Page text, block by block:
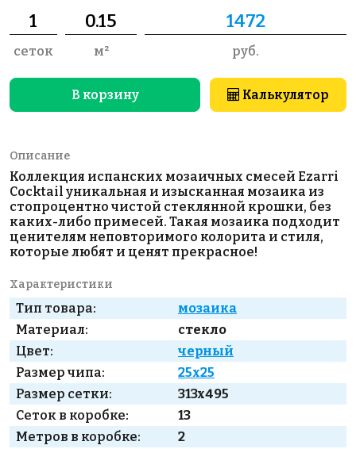
сеток м² руб.
В корзину Калькулятор
Описание
Коллекция испанских мозаичных смесей Ezarri
Cocktail уникальная и изысканная мозаика из
стопроцентно чистой стеклянной крошки, без
каких-либо примесей. Такая мозаика подходит
ценителям неповторимого колорита и стиля,
которые любят и ценят прекрасное!
Характеристики
Тип товара:
мозаика
Материал:
стекло
Цвет:
черный
Размер чипа:
25x25
Размер сетки:
313x495
Сеток в коробке:
13
Метров в коробке:
2